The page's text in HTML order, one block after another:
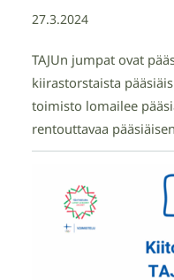
27.3.2024
TAJUn jumpat ovat
kiirastorstaista
toimisto lomailee
rentouttavaa